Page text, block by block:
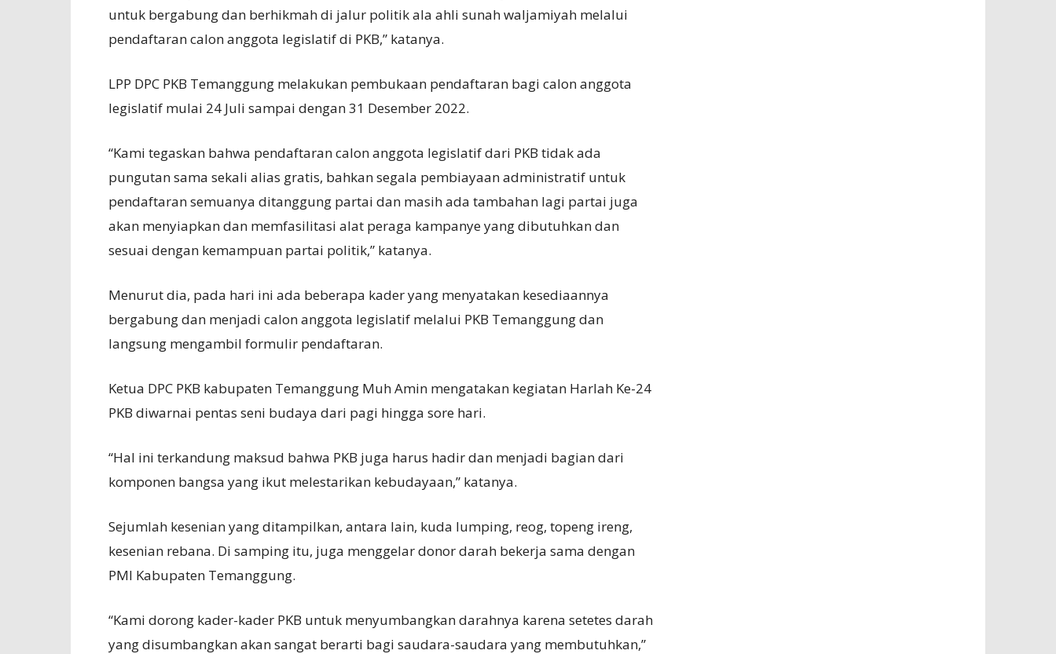
untuk bergabung dan berhikmah di jalur politik ala ahli sunah waljamiyah melalui
pendaftaran calon anggota legislatif di PKB,” katanya.
LPP DPC PKB Temanggung melakukan pembukaan pendaftaran bagi calon anggota
legislatif mulai 24 Juli sampai dengan 31 Desember 2022.
“Kami tegaskan bahwa pendaftaran calon anggota legislatif dari PKB tidak ada
pungutan sama sekali alias gratis, bahkan segala pembiayaan administratif untuk
pendaftaran semuanya ditanggung partai dan masih ada tambahan lagi partai juga
akan menyiapkan dan memfasilitasi alat peraga kampanye yang dibutuhkan dan
sesuai dengan kemampuan partai politik,” katanya.
Menurut dia, pada hari ini ada beberapa kader yang menyatakan kesediaannya
bergabung dan menjadi calon anggota legislatif melalui PKB Temanggung dan
langsung mengambil formulir pendaftaran.
Ketua DPC PKB kabupaten Temanggung Muh Amin mengatakan kegiatan Harlah Ke-24
PKB diwarnai pentas seni budaya dari pagi hingga sore hari.
“Hal ini terkandung maksud bahwa PKB juga harus hadir dan menjadi bagian dari
komponen bangsa yang ikut melestarikan kebudayaan,” katanya.
Sejumlah kesenian yang ditampilkan, antara lain, kuda lumping, reog, topeng ireng,
kesenian rebana. Di samping itu, juga menggelar donor darah bekerja sama dengan
PMI Kabupaten Temanggung.
“Kami dorong kader-kader PKB untuk menyumbangkan darahnya karena setetes darah
yang disumbangkan akan sangat berarti bagi saudara-saudara yang membutuhkan,”